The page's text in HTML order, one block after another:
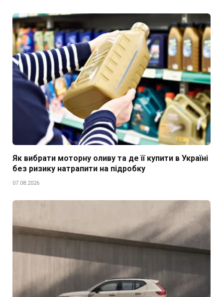
Як вибрати моторну оливу та де її купити в Україні
без ризику натрапити на підробку
07.08.2026